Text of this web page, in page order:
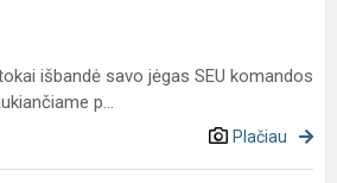
išbandė savo jėgas SEU komandos
p...
Plačiau